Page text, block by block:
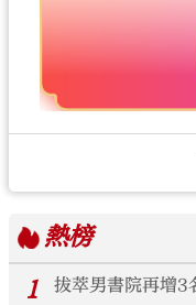
熱榜
1
拔萃男書院再增3